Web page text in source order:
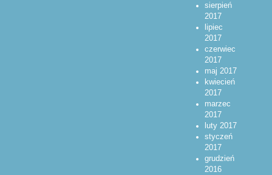
sierpień
2017
lipiec
2017
czerwiec
2017
maj 2017
kwiecień
2017
marzec
2017
luty 2017
styczeń
2017
grudzień
2016